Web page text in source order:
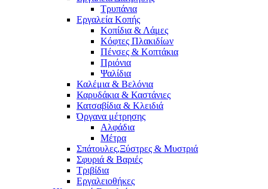
Τρυπάνια
Εργαλεία Κοπής
Κοπίδια & Λάμες
Κόφτες Πλακιδίων
Πένσες & Κοπτάκια
Πριόνια
Ψαλίδια
Καλέμια & Βελόνια
Καρυδάκια & Καστάνιες
Κατσαβίδια & Κλειδιά
Όργανα μέτρησης
Αλφάδια
Μέτρα
Σπάτουλες,Ξύστρες & Μυστριά
Σφυριά & Βαριές
Τριβίδια
Εργαλειοθήκες